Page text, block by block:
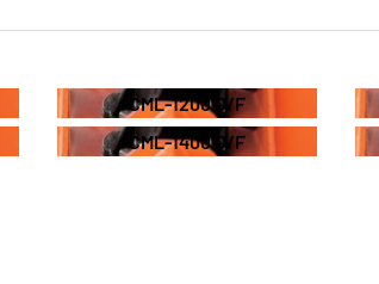
CML-1200 C/F
CML-1400 C/F